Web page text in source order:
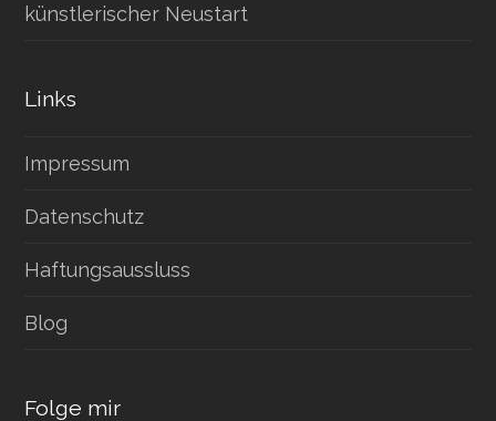
künstlerischer Neustart
Links
Impressum
Datenschutz
Haftungsaussluss
Blog
Folge mir